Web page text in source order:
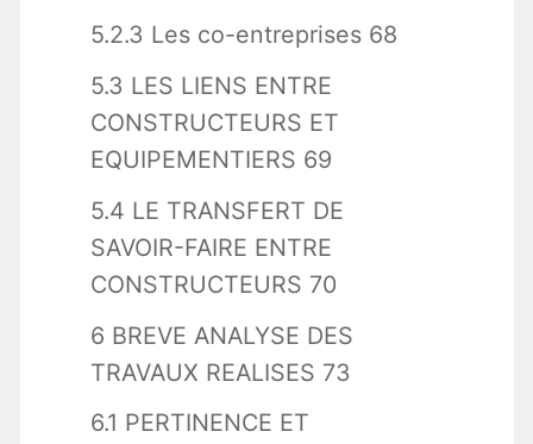
5.2.3 Les co-entreprises 68
5.3 LES LIENS ENTRE
CONSTRUCTEURS ET
EQUIPEMENTIERS 69
5.4 LE TRANSFERT DE
SAVOIR-FAIRE ENTRE
CONSTRUCTEURS 70
6 BREVE ANALYSE DES
TRAVAUX REALISES 73
6.1 PERTINENCE ET